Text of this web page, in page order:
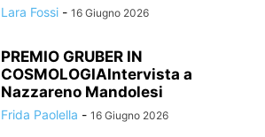
Lara Fossi - 16 Giugno 2026
PREMIO GRUBER IN
COSMOLOGIAIntervista a
Nazzareno Mandolesi
Frida Paolella - 16 Giugno 2026